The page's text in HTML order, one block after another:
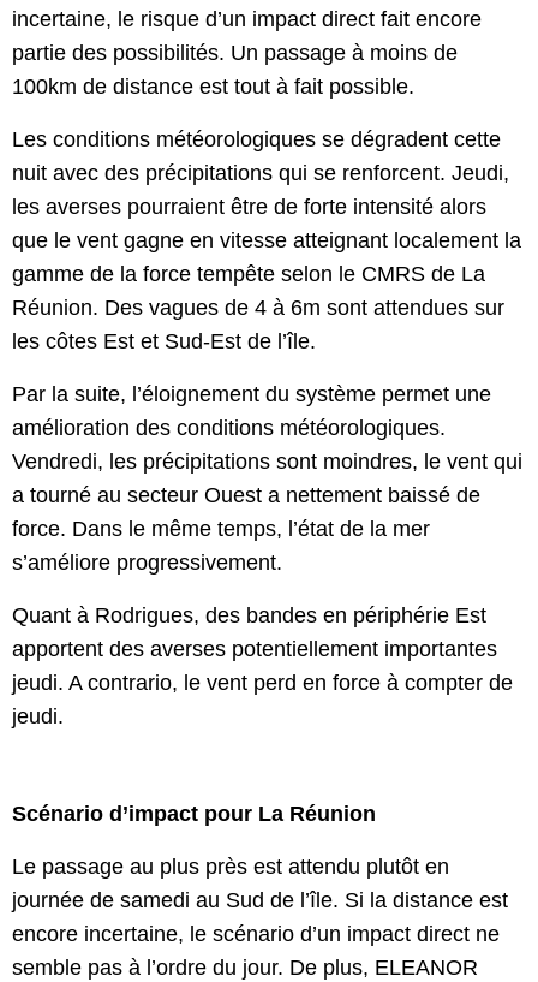
incertaine, le risque d’un impact direct fait encore
partie des possibilités. Un passage à moins de
100km de distance est tout à fait possible.
Les conditions météorologiques se dégradent cette
nuit avec des précipitations qui se renforcent. Jeudi,
les averses pourraient être de forte intensité alors
que le vent gagne en vitesse atteignant localement la
gamme de la force tempête selon le CMRS de La
Réunion. Des vagues de 4 à 6m sont attendues sur
les côtes Est et Sud-Est de l’île.
Par la suite, l’éloignement du système permet une
amélioration des conditions météorologiques.
Vendredi, les précipitations sont moindres, le vent qui
a tourné au secteur Ouest a nettement baissé de
force. Dans le même temps, l’état de la mer
s’améliore progressivement.
Quant à Rodrigues, des bandes en périphérie Est
apportent des averses potentiellement importantes
jeudi. A contrario, le vent perd en force à compter de
jeudi.
Scénario d’impact pour La Réunion
Le passage au plus près est attendu plutôt en
journée de samedi au Sud de l’île. Si la distance est
encore incertaine, le scénario d’un impact direct ne
semble pas à l’ordre du jour. De plus, ELEANOR